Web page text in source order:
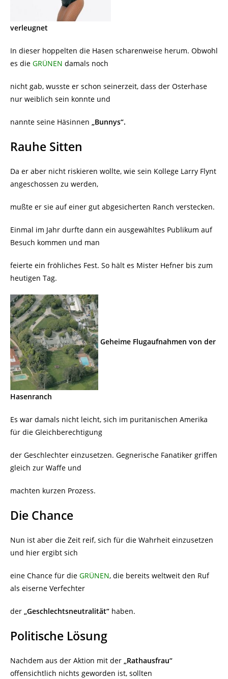
verleugnet
In dieser hoppelten die Hasen scharenweise herum. Obwohl
es die GRÜNEN damals noch
nicht gab, wusste er schon seinerzeit, dass der Osterhase
nur weiblich sein konnte und
nannte seine Häsinnen „Bunnys“.
Rauhe Sitten
Da er aber nicht riskieren wollte, wie sein Kollege Larry Flynt
angeschossen zu werden,
mußte er sie auf einer gut abgesicherten Ranch verstecken.
Einmal im Jahr durfte dann ein ausgewähltes Publikum auf
Besuch kommen und man
feierte ein fröhliches Fest. So hält es Mister Hefner bis zum
heutigen Tag.
Geheime Flugaufnahmen von der
Hasenranch
Es war damals nicht leicht, sich im puritanischen Amerika
für die Gleichberechtigung
der Geschlechter einzusetzen. Gegnerische Fanatiker griffen
gleich zur Waffe und
machten kurzen Prozess.
Die Chance
Nun ist aber die Zeit reif, sich für die Wahrheit einzusetzen
und hier ergibt sich
eine Chance für die GRÜNEN, die bereits weltweit den Ruf
als eiserne Verfechter
der „Geschlechtsneutralität“ haben.
Politische Lösung
Nachdem aus der Aktion mit der „Rathausfrau“
offensichtlich nichts geworden ist, sollten